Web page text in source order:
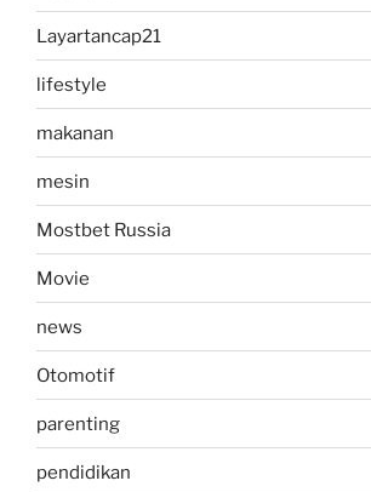
Layartancap21
lifestyle
makanan
mesin
Mostbet Russia
Movie
news
Otomotif
parenting
pendidikan